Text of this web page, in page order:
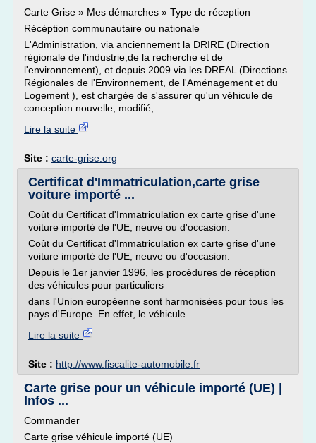
Carte Grise » Mes démarches » Type de réception
Récéption communautaire ou nationale
L'Administration, via anciennement la DRIRE (Direction
régionale de l'industrie,de la recherche et de
l'environnement), et depuis 2009 via les DREAL (Directions
Régionales de l'Environnement, de l'Aménagement et du
Logement ), est chargée de s'assurer qu'un véhicule de
conception nouvelle, modifié,...
Lire la suite
Site : carte-grise.org
Certificat d'Immatriculation,carte grise
voiture importé ...
Coût du Certificat d'Immatriculation ex carte grise d'une
voiture importé de l'UE, neuve ou d'occasion.
Coût du Certificat d'Immatriculation ex carte grise d'une
voiture importé de l'UE, neuve ou d'occasion.
Depuis le 1er janvier 1996, les procédures de réception
des véhicules pour particuliers
dans l'Union européenne sont harmonisées pour tous les
pays d'Europe. En effet, le véhicule...
Lire la suite
Site : http://www.fiscalite-automobile.fr
Carte grise pour un véhicule importé (UE) |
Infos ...
Commander
Carte grise véhicule importé (UE)